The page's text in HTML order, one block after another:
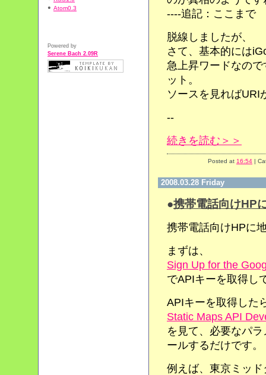
Atom0.3
Powered by
Serene Bach 2.09R
----追記：ここまで
脱線しましたが、
さて、基本的には
急上昇ワードなの
ット。
ソースを見ればURI
--
続きを読む＞＞
Posted at 16:54 |
2008.03.28 Friday
●携帯電話向けHP
携帯電話向けHPに
まずは、
Sign Up for the
でAPIキーを取得し
APIキーを取得した
Static Maps API
を見て、必要なパ
ールするだけです。
例えば、東京ミッ